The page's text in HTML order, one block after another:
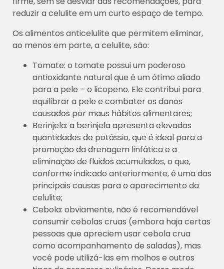
reduzir a celulite em um curto espaço de tempo.
Os alimentos anticelulite que permitem eliminar,
ao menos em parte, a celulite, são:
Tomate: o tomate possui um poderoso
antioxidante natural que é um ótimo aliado
para a pele – o licopeno. Ele contribui para
equilibrar a pele e combater os danos
causados por maus hábitos alimentares;
Berinjela: a berinjela apresenta elevadas
quantidades de potássio, que é ideal para a
promoção da drenagem linfática e a
eliminação de fluidos acumulados, o que,
conforme indicado anteriormente, é uma das
principais causas para o aparecimento da
celulite;
Cebola: obviamente, não é recomendável
consumir cebolas cruas (embora haja certas
pessoas que apreciem usar cebola crua
como acompanhamento de saladas), mas
você pode utilizá-las em molhos e outros